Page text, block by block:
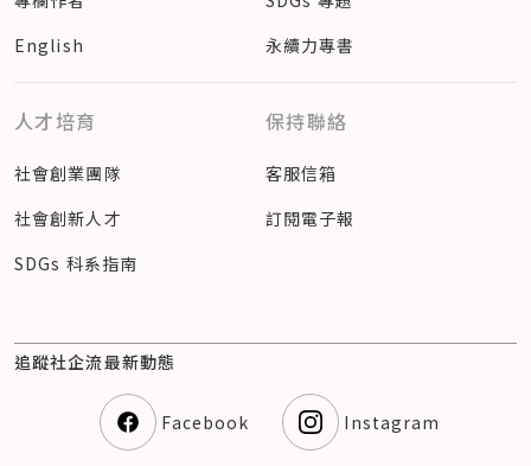
English
永續力專書
人才培育
社會創業團隊
社會創新人才
SDGs 科系指南
保持聯絡
客服信箱
訂閱電子報
追蹤社企流最新動態
Facebook Instagram